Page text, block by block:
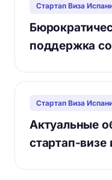
Стартап Виза
поддержка
Стартап Виза
Актуальные
стартап-